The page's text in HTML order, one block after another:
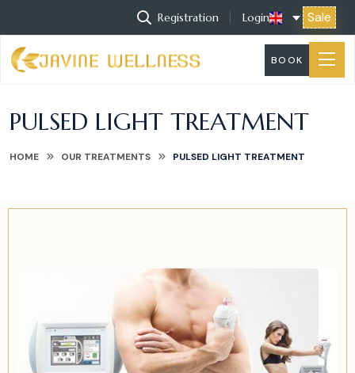
Registration Login Sale
BOOK
PULSED LIGHT TREATMENT
HOME OUR TREATMENTS PULSED LIGHT TREATMENT